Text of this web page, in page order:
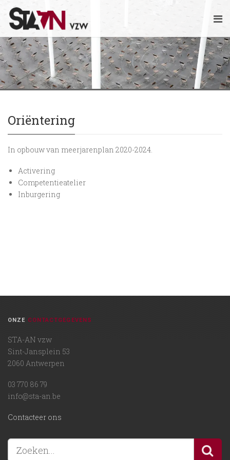
Oriëntering
In opbouw van meerjarenplan 2020-2024.
Activering
Competentieatelier
Inburgering
ONZE CONTACTGEGEVENS
STA-AN vzw
Sint-Jansplein 53
2060 Antwerpen
03 770 86 79
info@sta-an.be
Contacteer ons